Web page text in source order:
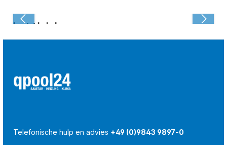
Laatst bekeken:
Telefonische hulp en advies +49 (0)9843 9897-0